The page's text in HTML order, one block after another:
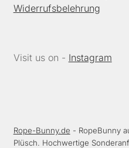
Widerrufsbelehrung
Visit us on - Instagram
Rope-Bunny.de - RopeBunny
Plüsch. Hochwertige